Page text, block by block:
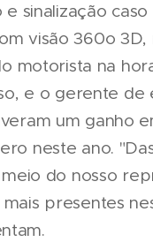
sinalização
visão 360o
motorista na
e o gerente de
um ganho
neste ano.
do nosso
presentes